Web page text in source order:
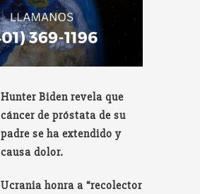
Hunter Biden revela que
cáncer de próstata de su
padre se ha extendido y
causa dolor.
Ucrania honra a “recolector